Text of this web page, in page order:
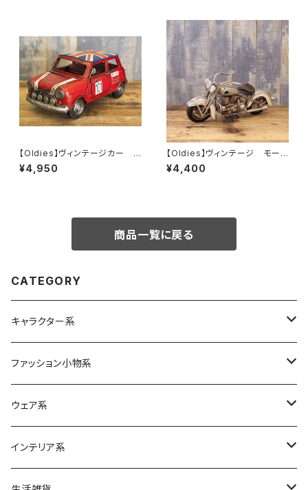
【Oldies】ヴィンテージカー M
ini CP（RED/1204E-2971）
¥4,950
【Oldies】ヴィンテージ モータ
ーサイクル（SILVER FOX/201
0D-2734）
¥4,400
商品一覧に戻る
CATEGORY
キャラクター系
Betty Boop
ムーミン
スヌーピー
ファッション小物系
バッグ
エコバッグ
各種バッグ
リュック
ウェア系
ボトムス
インテリア系